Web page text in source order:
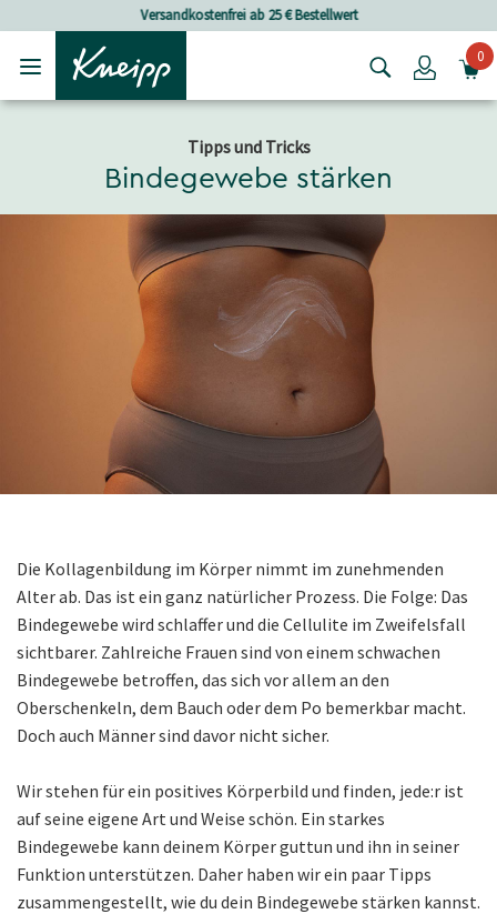
Skip to main content
Skip to footer contentVersandkostenfrei ab 25 € Bestellwert
Login0
Tipps und Tricks
Bindegewebe stärken
Die Kollagenbildung im Körper nimmt im zunehmenden
Alter ab. Das ist ein ganz natürlicher Prozess. Die Folge: Das
Bindegewebe wird schlaffer und die Cellulite im Zweifelsfall
sichtbarer. Zahlreiche Frauen sind von einem schwachen
Bindegewebe betroffen, das sich vor allem an den
Oberschenkeln, dem Bauch oder dem Po bemerkbar macht.
Doch auch Männer sind davor nicht sicher.
Wir stehen für ein positives Körperbild und finden, jede:r ist
auf seine eigene Art und Weise schön. Ein starkes
Bindegewebe kann deinem Körper guttun und ihn in seiner
Funktion unterstützen. Daher haben wir ein paar Tipps
zusammengestellt, wie du dein Bindegewebe stärken kannst.